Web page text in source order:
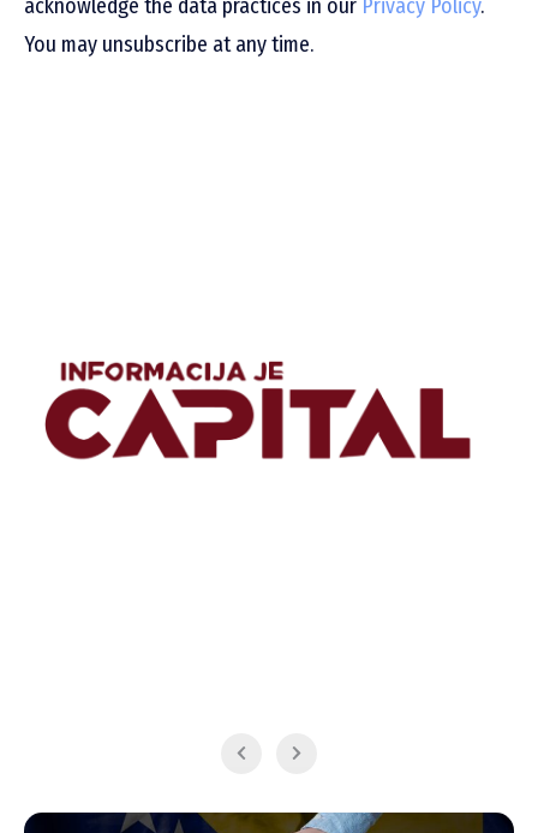
acknowledge the data practices in our Privacy Policy.
You may unsubscribe at any time.